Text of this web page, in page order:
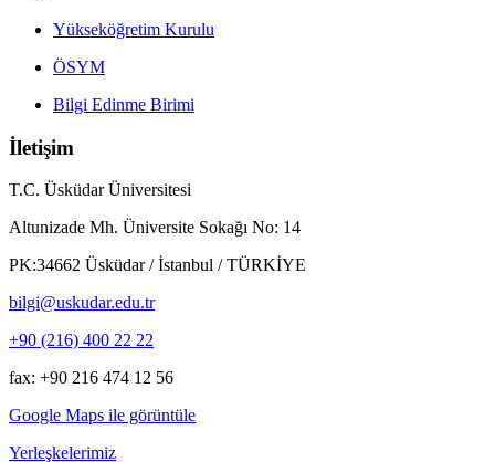
Yükseköğretim Kurulu
ÖSYM
Bilgi Edinme Birimi
İletişim
T.C. Üsküdar Üniversitesi
Altunizade Mh. Üniversite Sokağı No: 14
PK:34662 Üsküdar / İstanbul / TÜRKİYE
bilgi@uskudar.edu.tr
+90 (216) 400 22 22
fax: +90 216 474 12 56
Google Maps ile görüntüle
Yerleşkelerimiz